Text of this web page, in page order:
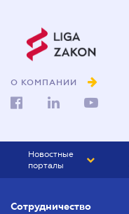
О КОМПАНИИ
Новостные
порталы
БИЗНЕС
Сотрудничество